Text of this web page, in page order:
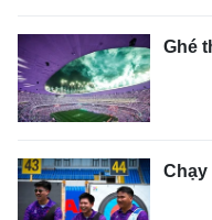
Ghé